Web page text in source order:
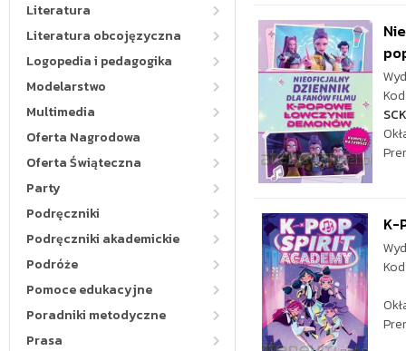
Literatura
Literatura obcojęzyczna
Logopedia i pedagogika
Modelarstwo
Multimedia
Oferta Nagrodowa
Oferta Świąteczna
Party
Podręczniki
Podręczniki akademickie
Podróże
Pomoce edukacyjne
Poradniki metodyczne
Prasa
K-